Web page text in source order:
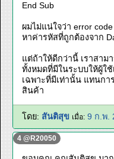
End Sub
ผมไม่แน่ใจว่า error
หาค่ารหัสที่ถูกต้องจาก
แต่ถ้าให้ดีกว่านี้ เราสา
ทั้งหมดที่มีในระบบให้ผู้ใ
เฉพาะที่มีเท่านั้น แทนก
สินค้า
โดย: สันติสุข เมื่อ: 9 ก.พ.
4 @R20050